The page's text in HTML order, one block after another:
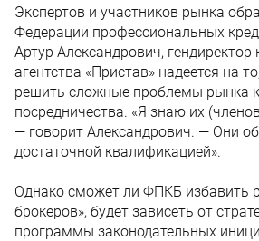
Экспертов и участников рынка
Федерации профессиональных
Артур Александрович, гендиректор
агентства «Пристав» надеется на
решить сложные проблемы рынка
посредничества. «Я знаю их
— говорит Александрович. — Они
достаточной квалификацией».
Однако сможет ли ФПКБ избавить
брокеров», будет зависеть от
программы законодательных